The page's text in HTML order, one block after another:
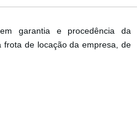
garantia e procedência da
de locação da empresa, de